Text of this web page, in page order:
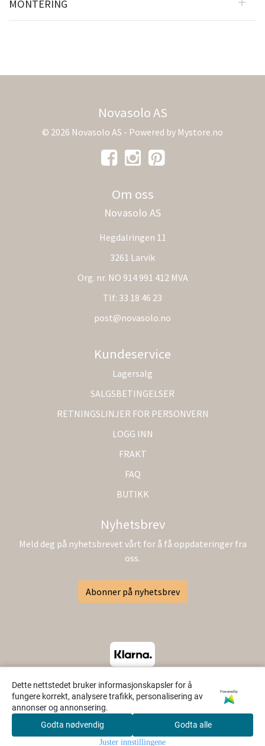
MONTERING
Dette nettstedet bruker informasjonskapsler for å
fungere korrekt, analysere trafikk, personalisering av
annonser og annonsering.
Powered by
Godta nødvendig Godta alle
Juster innstillingene
Novasolo AS
© 2026 Novasolo AS - Powered by Mystore.no
Om oss
Novasolo AS
Hegdalringen 11
3261 Larvik
Org. nr. NO 914 991 412 MVA
Tlf: 33 18 46 23
post@novasolo.no
Kundeservice
Lagersalg
SALGSBETINGELSER
RETNINGSLINJER FOR PERSONVERN
LOGG INN
FRAKT
FAQ
BUTIKK
Nyhetsbrev
Meld deg på nyhetsbrevet vårt for å få oppdateringer fra
oss.
Abonner på nyhetsbrev